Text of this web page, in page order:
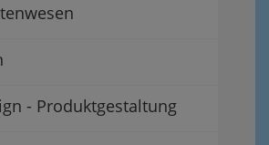
- Produktgestaltung